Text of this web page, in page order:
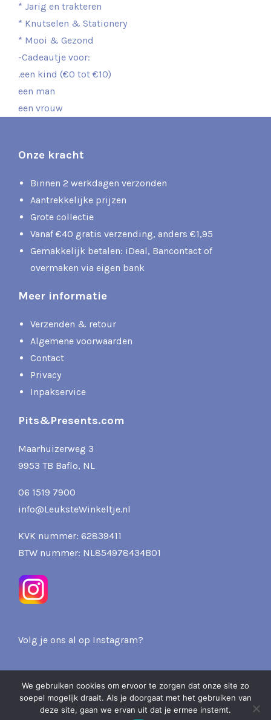
* Jarig en trakteren
* Knutselen & Stationery
* Mooi & Gezond
-Cadeautje voor:
.een kind (€0 tot €10)
een man
een vrouw
Onze kracht
Binnen 2 werkdagen verzonden
Aantrekkelijke prijzen
Grote collectie
Vanaf €40 gratis verzending, anders €1,95
Gemakkelijk betalen: iDeal, Bancontact of
overmaken via eigen bank
Meer informatie
Verzenden & retour
Algemene voorwaarden
Contact
Privacy
Inpakservice
Pits&Presents.com
Maarhuizerweg 3
9953 TB Baflo, NL
06 1519 7900
info@LeuksteWinkeltje.nl
KVK nummer: 62839411
BTW nummer: NL854978434B01
Volg je ons al op Instagram?
2026 Pits & Presents -
We gebruiken cookies om ervoor te zorgen dat onze site zo
soepel mogelijk draait. Als je doorgaat met het gebruiken van
deze site, gaan we ervan uit dat je ermee instemt.